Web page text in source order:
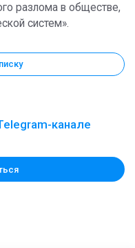
разлома в обществе,
систем».
канале